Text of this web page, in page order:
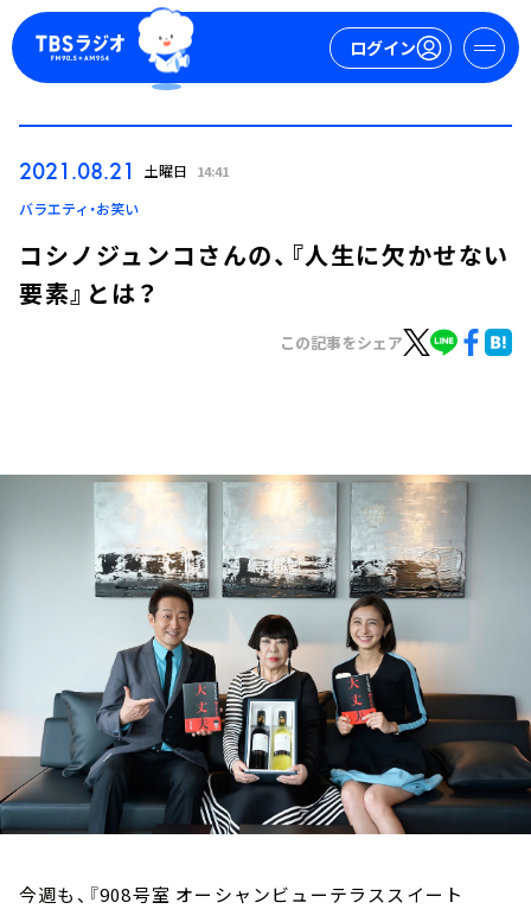
ログイン
ログイン
トピックス
TBS Podcast
お知らせ
イベント・グッズ
YouTube
会社情報
2021.08.21 土曜日 14:41
バラエティ・お笑い
コシノジュンコさんの、『人生に欠かせない
要素』とは？
この記事をシェア
今週も、 『908号室 オーシャンビューテラススイート